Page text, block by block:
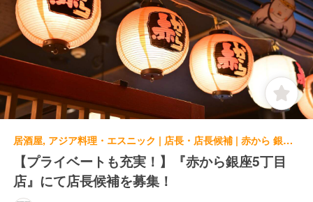
居酒屋, アジア料理・エスニック | 店長・店長候補 | 赤から 銀座５丁目店
【プライベートも充実！】『赤から銀座5丁目
店』にて店長候補を募集！